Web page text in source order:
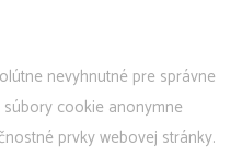
nevyhnutné pre správne
cookie anonymne
prvky webovej stránky.